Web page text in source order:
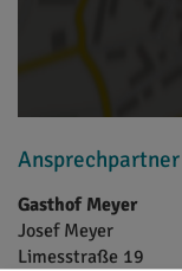
Ansprechpartner
Gasthof Meyer
Josef Meyer
Limesstraße 19